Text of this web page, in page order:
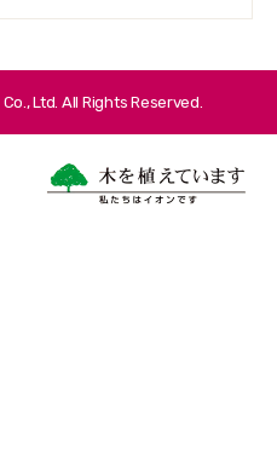
Ltd. All Rights Reserved.